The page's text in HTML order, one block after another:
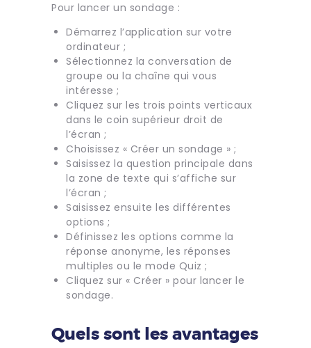
Pour lancer un sondage :
Démarrez l’application sur votre
ordinateur ;
Sélectionnez la conversation de
groupe ou la chaîne qui vous
intéresse ;
Cliquez sur les trois points verticaux
dans le coin supérieur droit de
l’écran ;
Choisissez « Créer un sondage » ;
Saisissez la question principale dans
la zone de texte qui s’affiche sur
l’écran ;
Saisissez ensuite les différentes
options ;
Définissez les options comme la
réponse anonyme, les réponses
multiples ou le mode Quiz ;
Cliquez sur « Créer » pour lancer le
sondage.
Quels sont les avantages